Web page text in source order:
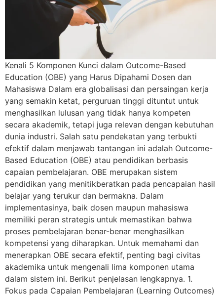
Kenali 5 Komponen Kunci dalam Outcome-Based
Education (OBE) yang Harus Dipahami Dosen dan
Mahasiswa Dalam era globalisasi dan persaingan kerja
yang semakin ketat, perguruan tinggi dituntut untuk
menghasilkan lulusan yang tidak hanya kompeten
secara akademik, tetapi juga relevan dengan kebutuhan
dunia industri. Salah satu pendekatan yang terbukti
efektif dalam menjawab tantangan ini adalah Outcome-
Based Education (OBE) atau pendidikan berbasis
capaian pembelajaran. OBE merupakan sistem
pendidikan yang menitikberatkan pada pencapaian hasil
belajar yang terukur dan bermakna. Dalam
implementasinya, baik dosen maupun mahasiswa
memiliki peran strategis untuk memastikan bahwa
proses pembelajaran benar-benar menghasilkan
kompetensi yang diharapkan. Untuk memahami dan
menerapkan OBE secara efektif, penting bagi civitas
akademika untuk mengenali lima komponen utama
dalam sistem ini. Berikut penjelasan lengkapnya. 1.
Fokus pada Capaian Pembelajaran (Learning Outcomes)